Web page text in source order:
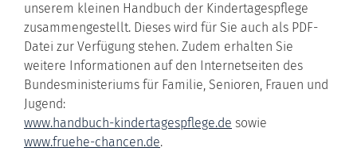
unserem kleinen Handbuch der Kindertagespflege
zusammengestellt. Dieses wird für Sie auch als PDF-
Datei zur Verfügung stehen. Zudem erhalten Sie
weitere Informationen auf den Internetseiten des
Bundesministeriums für Familie, Senioren, Frauen und
Jugend:
www.handbuch-kindertagespflege.de sowie
www.fruehe-chancen.de.